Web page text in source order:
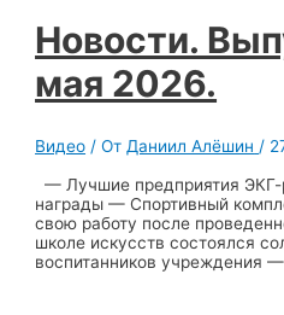
Новости.
мая 2026.
Видео / От Даниил Алёшин /
— Лучшие предприятия ЭКГ-
награды — Спортивный
свою работу после
школе искусств состоялся
воспитанников учреждения